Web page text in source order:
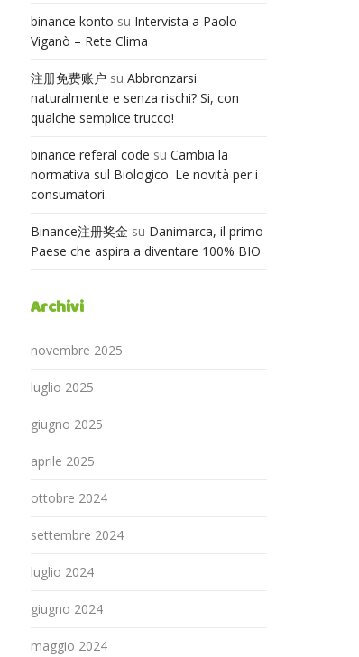
binance konto su Intervista a Paolo
Viganò – Rete Clima
注册免费账户 su Abbronzarsi
naturalmente e senza rischi? Si, con
qualche semplice trucco!
binance referal code su Cambia la
normativa sul Biologico. Le novità per i
consumatori.
Binance注册奖金 su Danimarca, il primo
Paese che aspira a diventare 100% BIO
Archivi
novembre 2025
luglio 2025
giugno 2025
aprile 2025
ottobre 2024
settembre 2024
luglio 2024
giugno 2024
maggio 2024